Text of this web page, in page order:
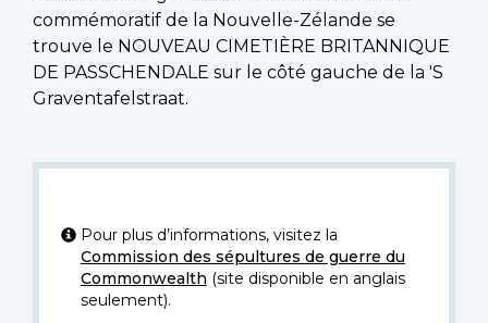
commémoratif de la Nouvelle-Zélande se
trouve le NOUVEAU CIMETIÈRE BRITANNIQUE
DE PASSCHENDALE sur le côté gauche de la 'S
Graventafelstraat.
Pour plus d’informations, visitez la
Commission des sépultures de guerre du
Commonwealth (site disponible en anglais
seulement).